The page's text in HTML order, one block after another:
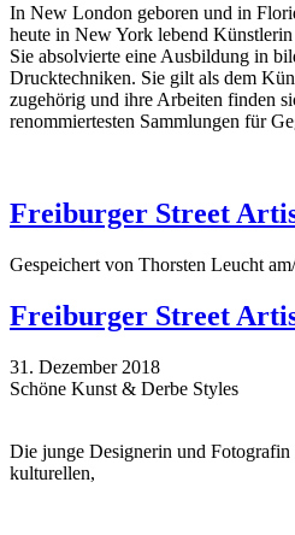
In New London geboren und in
heute in New York lebend
Sie absolvierte eine Ausbildung in
Drucktechniken. Sie gilt als dem
zugehörig und ihre Arbeiten finden
renommiertesten Sammlungen für
Freiburger Street
Gespeichert von Thorsten Leucht
Freiburger Street
31. Dezember 2018
Schöne Kunst & Derbe Styles
Die junge Designerin und Fotografin
kulturellen,